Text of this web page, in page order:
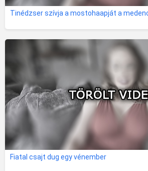
Tinédzser szívja a mostohaapját a
Fiatal csajt dug egy vénember